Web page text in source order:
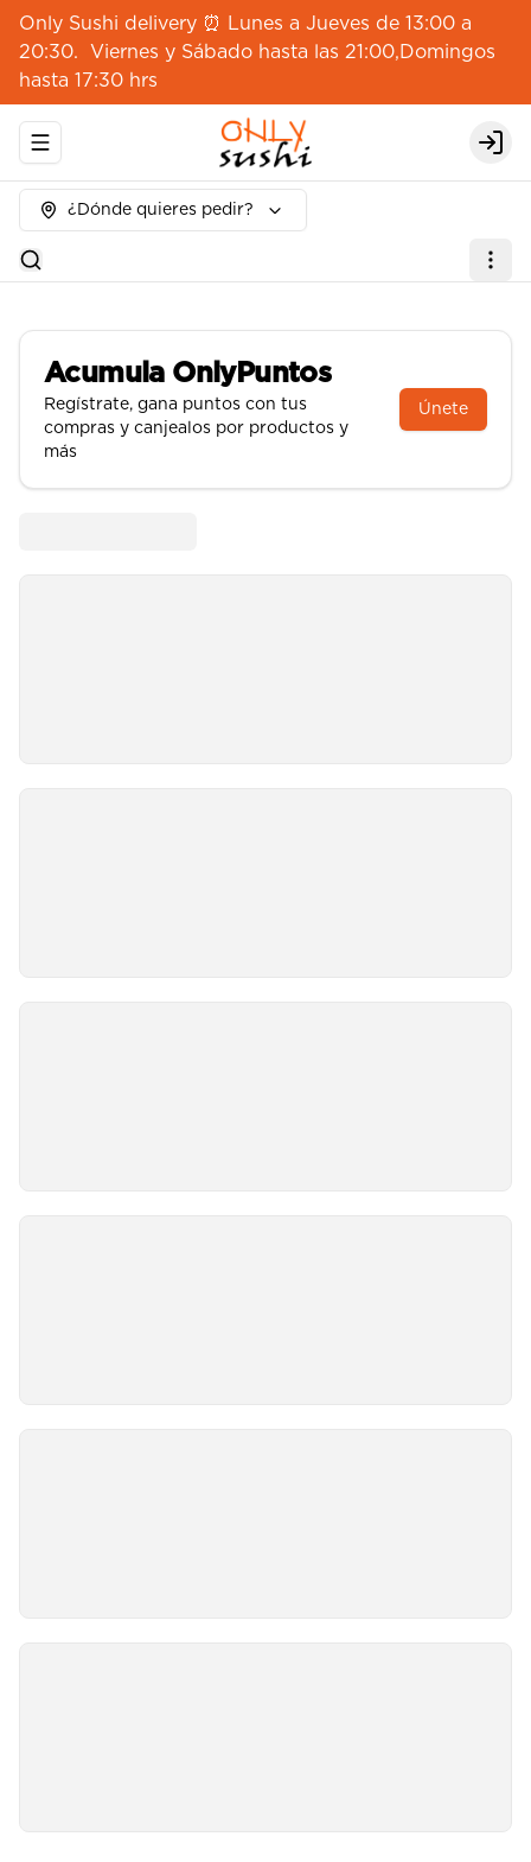
Only Sushi delivery ⏰ Lunes a Jueves de 13:00 a
20:30. Viernes y Sábado hasta las 21:00,Domingos
hasta 17:30 hrs
Abrir menu de navegación
¿Dónde quieres pedir?
Acumula OnlyPuntos
Regístrate, gana puntos con tus
compras y canjealos por productos y
más
Únete